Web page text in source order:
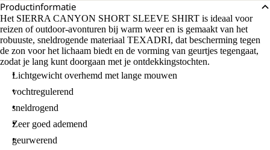
Productinformatie
Het SIERRA CANYON SHORT SLEEVE SHIRT is ideaal voor
reizen of outdoor-avonturen bij warm weer en is gemaakt van het
robuuste, sneldrogende materiaal TEXADRI, dat bescherming tegen
de zon voor het lichaam biedt en de vorming van geurtjes tegengaat,
zodat je lang kunt doorgaan met je ontdekkingstochten.
Lichtgewicht overhemd met lange mouwen
vochtregulerend
sneldrogend
Zeer goed ademend
geurwerend